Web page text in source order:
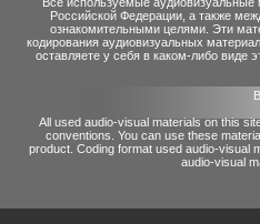
Российской Федерации, а также
ознакомительными целями. Эти
кодирования аудиовизуальных
оставляете у себя в каком-либо виде
All used audio-visual materials on this
conventions. You can use these
product. Coding format used audio-visual
audio-visual